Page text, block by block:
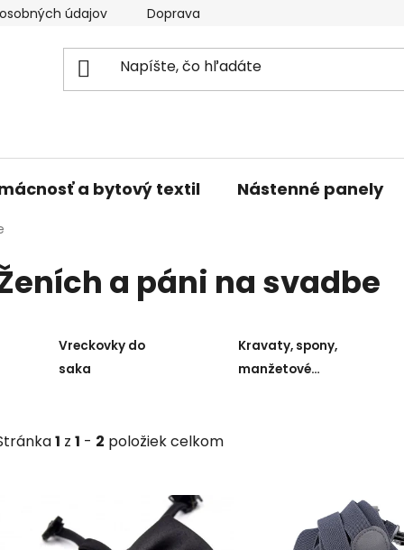
údajov Doprava a platba
a bytový textil Nástenné panely
a páni na svadbe
Vreckovky do
saka
Kravaty, spony,
manžetové
1 z 1 - 2 položiek celkom